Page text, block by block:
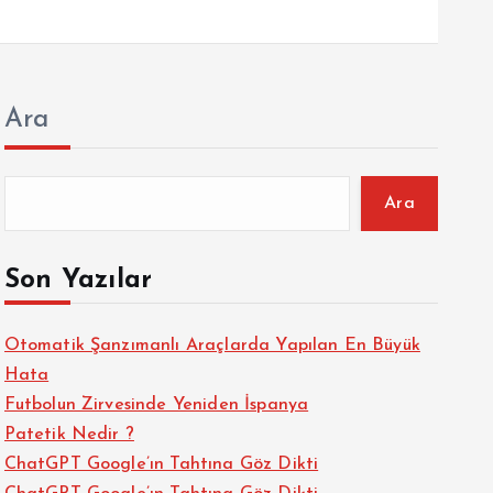
Ara
Ara
Son Yazılar
Otomatik Şanzımanlı Araçlarda Yapılan En Büyük
Hata
Futbolun Zirvesinde Yeniden İspanya
Patetik Nedir ?
ChatGPT Google’ın Tahtına Göz Dikti